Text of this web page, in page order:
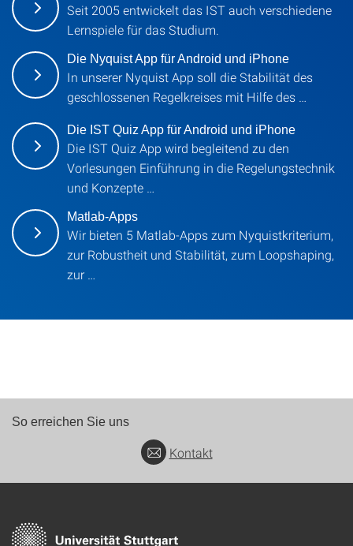
Seit 2005 entwickelt das IST auch verschiedene
Lernspiele für das Studium.
Die Nyquist App für Android und iPhone
In unserer Nyquist App soll die Stabilität des
geschlossenen Regelkreises mit Hilfe des …
Die IST Quiz App für Android und iPhone
Die IST Quiz App wird begleitend zu den
Vorlesungen Einführung in die Regelungstechnik
und Konzepte …
Matlab-Apps
Wir bieten 5 Matlab-Apps zum Nyquistkriterium,
zur Robustheit und Stabilität, zum Loopshaping,
zur …
So erreichen Sie uns
Kontakt